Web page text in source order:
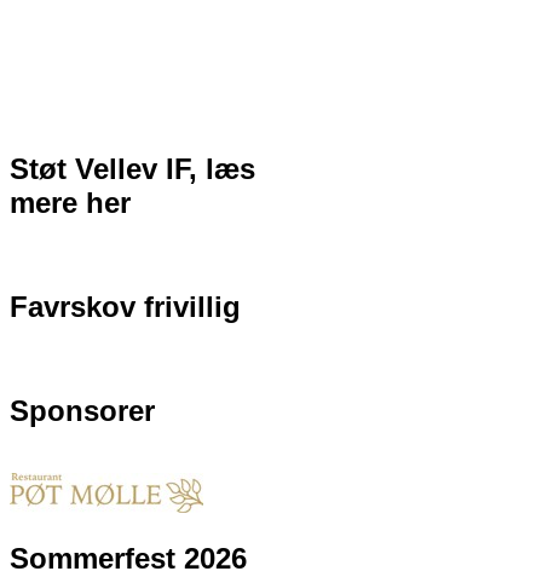
Støt Vellev IF, læs
mere her
Favrskov frivillig
Sponsorer
Sommerfest 2026